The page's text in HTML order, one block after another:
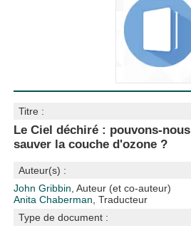
Titre :
Le Ciel déchiré : pouvons-nous
sauver la couche d'ozone ?
Auteur(s) :
John Gribbin , Auteur (et co-auteur)
Anita Chaberman , Traducteur
Type de document :